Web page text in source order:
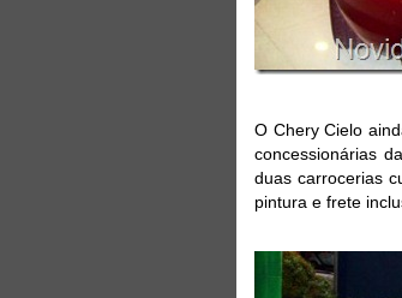
O Chery Cielo
concessionárias
duas carrocerias
pintura e frete